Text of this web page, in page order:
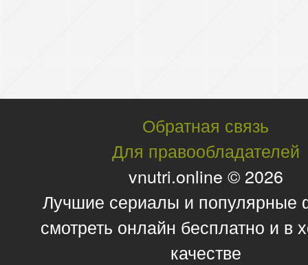
Обратная связь
Для правообладателей
vnutri.online © 2026
Лучшие сериалы и
смотреть онлайн бесплатно и в
качестве